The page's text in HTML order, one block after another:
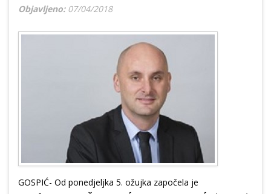
Objavljeno: 07/04/2018
GOSPIĆ- Od ponedjeljka 5. ožujka započela je